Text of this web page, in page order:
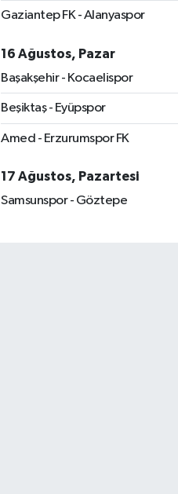
Gaziantep FK - Alanyaspor
16 Ağustos, Pazar
Başakşehir - Kocaelispor
Beşiktaş - Eyüpspor
Amed - Erzurumspor FK
17 Ağustos, Pazartesi
Samsunspor - Göztepe